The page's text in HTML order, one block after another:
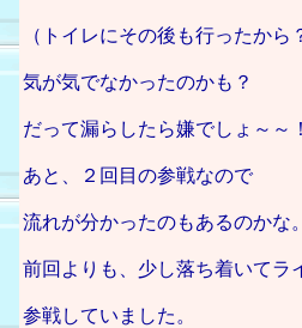
（トイレにその後も行ったから
気が気でなかったのかも？
だって漏らしたら嫌でしょ～～
あと、２回目の参戦なので
流れが分かったのもあるのかな
前回よりも、少し落ち着いてラ
参戦していました。